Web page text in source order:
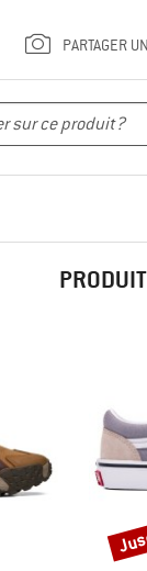
PARTAGER